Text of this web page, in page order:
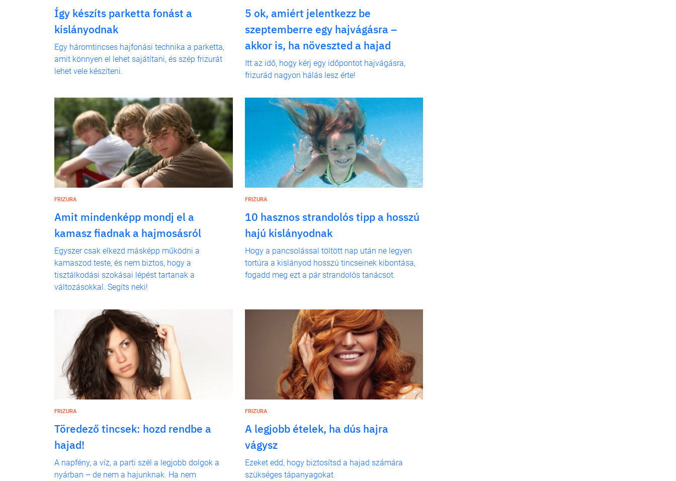
Így készíts parketta fonást a
kislányodnak
Egy háromtincses hajfonási technika a parketta,
amit könnyen el lehet sajátítani, és szép frizurát
lehet vele készíteni.
5 ok, amiért jelentkezz be
szeptemberre egy hajvágásra –
akkor is, ha növeszted a hajad
Itt az idő, hogy kérj egy időpontot hajvágásra,
frizurád nagyon hálás lesz érte!
FRIZURA
Amit mindenképp mondj el a
kamasz fiadnak a hajmosásról
Egyszer csak elkezd másképp működni a
kamaszod teste, és nem biztos, hogy a
tisztálkodási szokásai lépést tartanak a
változásokkal. Segíts neki!
FRIZURA
10 hasznos strandolós tipp a hosszú
hajú kislányodnak
Hogy a pancsolással töltött nap után ne legyen
tortúra a kislányod hosszú tincseinek kibontása,
fogadd meg ezt a pár strandolós tanácsot.
FRIZURA
Töredező tincsek: hozd rendbe a
hajad!
A napfény, a víz, a parti szél a legjobb dolgok a
nyárban – de nem a hajunknak. Ha nem
FRIZURA
A legjobb ételek, ha dús hajra
vágysz
Ezeket edd, hogy biztosítsd a hajad számára
szükséges tápanyagokat.